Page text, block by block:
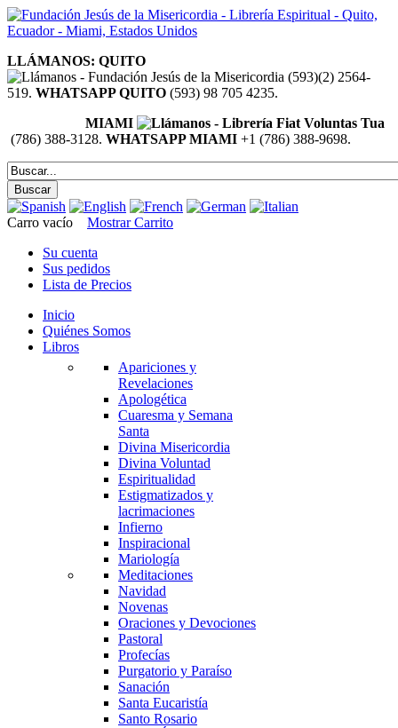
LLÁMANOS: QUITO
(593)(2) 2564-
519. WHATSAPP QUITO (593) 98 705 4235.
MIAMI
(786) 388-3128. WHATSAPP MIAMI +1 (786) 388-9698.
Carro vacío
Mostrar Carrito
Su cuenta
Sus pedidos
Lista de Precios
Inicio
Quiénes Somos
Libros
Apariciones y
Revelaciones
Apologética
Cuaresma y Semana
Santa
Divina Misericordia
Divina Voluntad
Espiritualidad
Estigmatizados y
lacrimaciones
Infierno
Inspiracional
Mariología
Meditaciones
Navidad
Novenas
Oraciones y Devociones
Pastoral
Profecías
Purgatorio y Paraíso
Sanación
Santa Eucaristía
Santo Rosario